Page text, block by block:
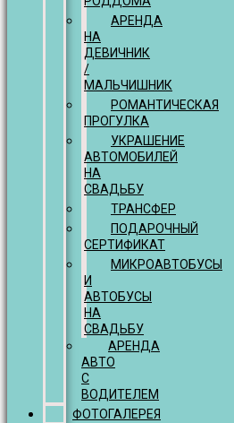
АРЕНДА
НА
ДЕВИЧНИК
/
МАЛЬЧИШНИК
РОМАНТИЧЕСКАЯ
ПРОГУЛКА
УКРАШЕНИЕ
АВТОМОБИЛЕЙ
НА
СВАДЬБУ
ТРАНСФЕР
ПОДАРОЧНЫЙ
СЕРТИФИКАТ
МИКРОАВТОБУСЫ
И
АВТОБУСЫ
НА
СВАДЬБУ
АРЕНДА
АВТО
С
ВОДИТЕЛЕМ
ФОТОГАЛЕРЕЯ